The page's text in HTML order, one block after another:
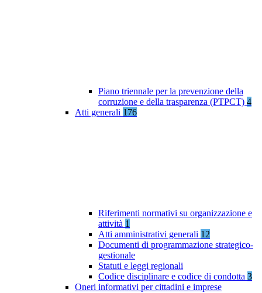
Piano triennale per la prevenzione della
corruzione e della trasparenza (PTPCT) 4
Atti generali 176
Riferimenti normativi su organizzazione e
attività 1
Atti amministrativi generali 12
Documenti di programmazione strategico-
gestionale
Statuti e leggi regionali
Codice disciplinare e codice di condotta 3
Oneri informativi per cittadini e imprese